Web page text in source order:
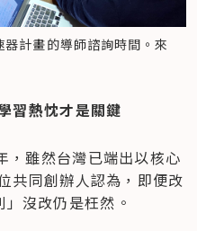
計畫的導師諮詢時間。來
習熱忱才是關鍵
，雖然台灣已端出以核心
共同創辦人認為，即便改
沒改仍是枉然。